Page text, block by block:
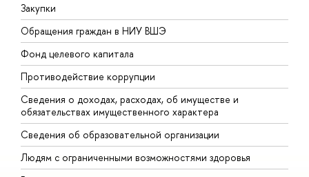
Закупки
Обращения граждан в НИУ ВШЭ
Фонд целевого капитала
Противодействие коррупции
Сведения о доходах, расходах, об имуществе и
обязательствах имущественного характера
Сведения об образовательной организации
Людям с ограниченными возможностями здоровья